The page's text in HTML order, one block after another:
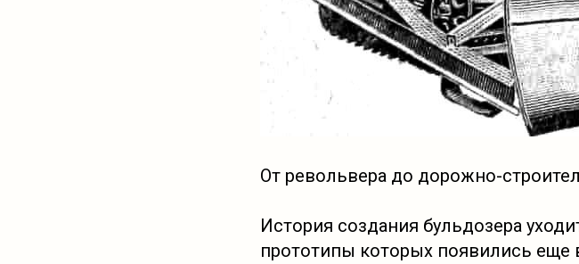
От револьвера до дорожно-
История создания бульдозера
прототипы которых появились еще